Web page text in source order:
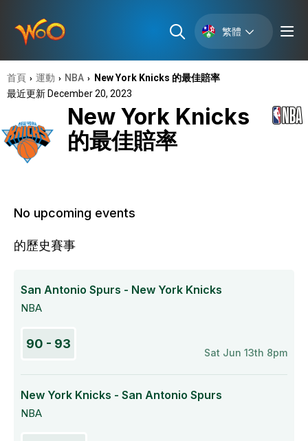
繁體
首頁 › 運動 › NBA › New York Knicks 的最佳賠率
最近更新 December 20, 2023
New York Knicks
的最佳賠率
No upcoming events
的歷史賽事
San Antonio Spurs - New York Knicks
NBA
90 - 93
Sat Jun 13th 8pm
New York Knicks - San Antonio Spurs
NBA